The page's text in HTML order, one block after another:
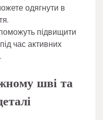
одягнути в
підвищити
час активних
шві та